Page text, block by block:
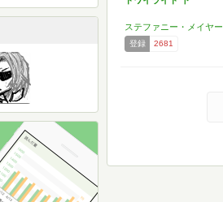
ステファニー・メイヤー
登録 2681